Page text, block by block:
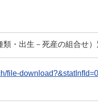
類・出生－死産の組合せ
file-